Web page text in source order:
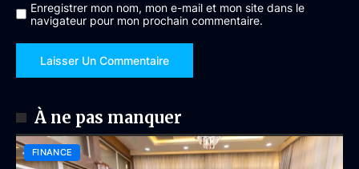
Enregistrer mon nom, mon e-mail et mon site dans le
navigateur pour mon prochain commentaire.
À ne pas manquer
FINANCE